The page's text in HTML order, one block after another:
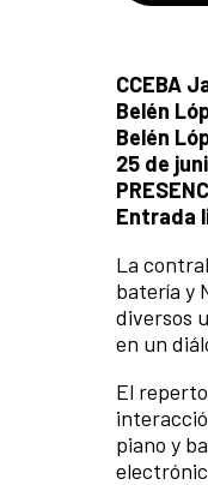
CCEBA
Belén
Belén
25 de
Entrada
La
batería y
diversos
en un
El
piano y